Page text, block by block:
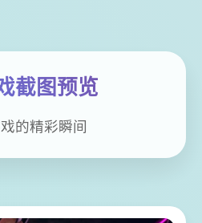
截图预览
的精彩瞬间